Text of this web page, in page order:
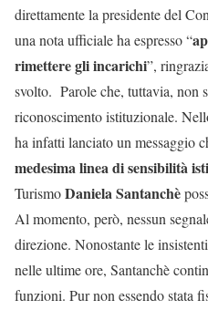
direttamente la presidente del
una nota ufficiale ha espresso “
rimettere gli incarichi”,
svolto. Parole che, tuttavia, non
riconoscimento istituzionale.
ha infatti lanciato un messaggio
medesima linea di sensibilità
TurismoDaniela Santanchè
Al momento, però, nessun
direzione. Nonostante le
nelle ultime ore, Santanchè
funzioni. Pur non essendo stata